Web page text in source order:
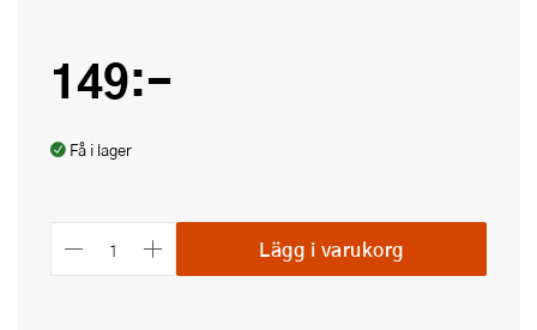
149:-
Få i lager
Lägg i varukorg